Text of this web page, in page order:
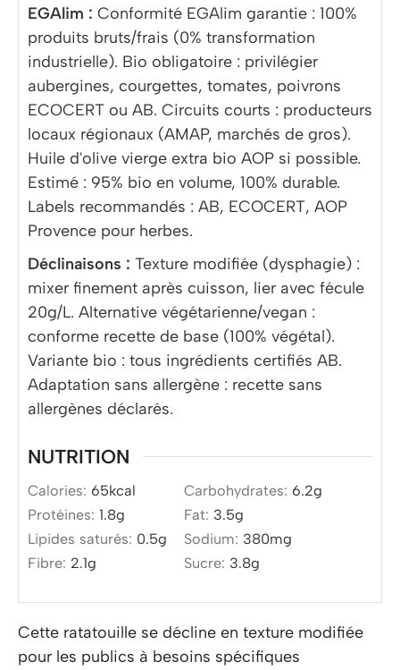
EGAlim : Conformité EGAlim garantie : 100%
produits bruts/frais (0% transformation
industrielle). Bio obligatoire : privilégier
aubergines, courgettes, tomates, poivrons
ECOCERT ou AB. Circuits courts : producteurs
locaux régionaux (AMAP, marchés de gros).
Huile d'olive vierge extra bio AOP si possible.
Estimé : 95% bio en volume, 100% durable.
Labels recommandés : AB, ECOCERT, AOP
Provence pour herbes.
Déclinaisons : Texture modifiée (dysphagie) :
mixer finement après cuisson, lier avec fécule
20g/L. Alternative végétarienne/vegan :
conforme recette de base (100% végétal).
Variante bio : tous ingrédients certifiés AB.
Adaptation sans allergène : recette sans
allergènes déclarés.
NUTRITION
Calories: 65kcal Carbohydrates: 6.2g
Protéines: 1.8g Fat: 3.5g
Lipides saturés: 0.5g Sodium: 380mg
Fibre: 2.1g Sucre: 3.8g
Cette ratatouille se décline en texture modifiée
pour les publics à besoins spécifiques